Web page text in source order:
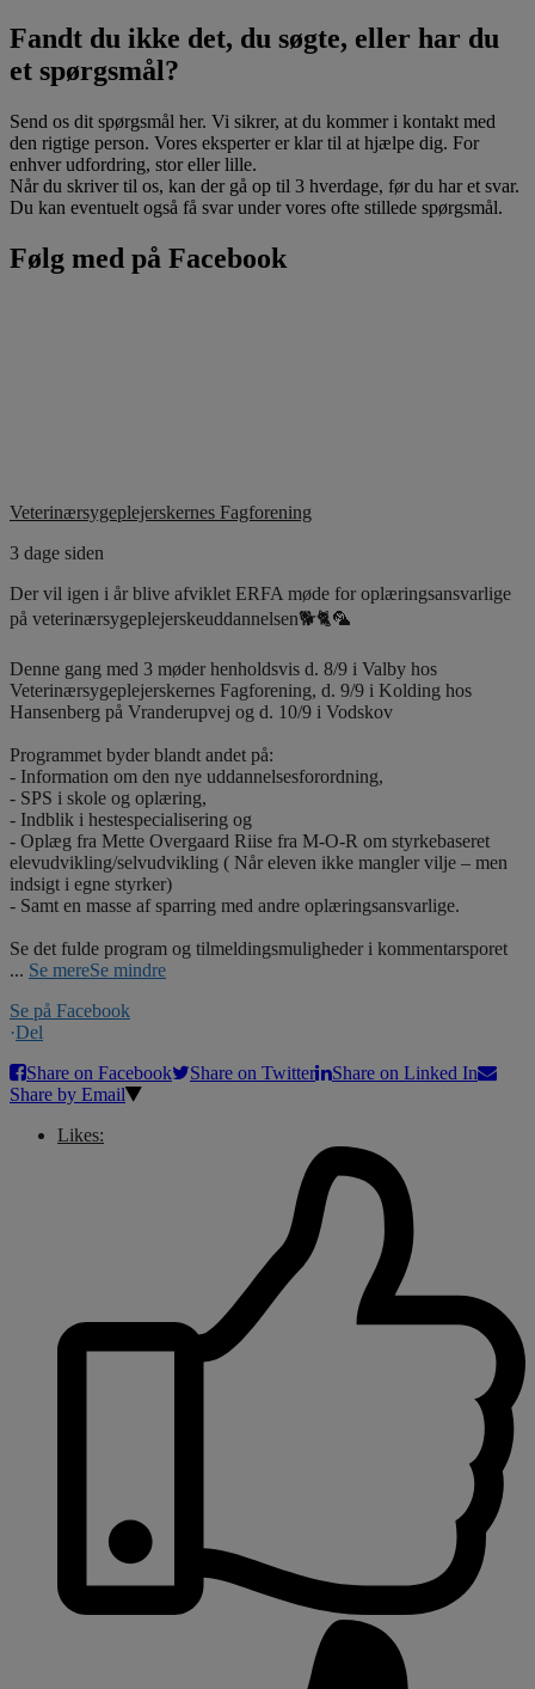
Fandt du ikke det, du søgte, eller har du
et spørgsmål?
Send os dit spørgsmål her. Vi sikrer, at du kommer i kontakt med
den rigtige person. Vores eksperter er klar til at hjælpe dig. For
enhver udfordring, stor eller lille.
Når du skriver til os, kan der gå op til 3 hverdage, før du har et svar.
Du kan eventuelt også få svar under vores ofte stillede spørgsmål.
Følg med på Facebook
Veterinærsygeplejerskernes Fagforening
3 dage siden
Der vil igen i år blive afviklet ERFA møde for oplæringsansvarlige
på veterinærsygeplejerskeuddannelsen🐕🐈🦜
Denne gang med 3 møder henholdsvis d. 8/9 i Valby hos
Veterinærsygeplejerskernes Fagforening, d. 9/9 i Kolding hos
Hansenberg på Vranderupvej og d. 10/9 i Vodskov
Programmet byder blandt andet på:
- Information om den nye uddannelsesforordning,
- SPS i skole og oplæring,
- Indblik i hestespecialisering og
- Oplæg fra Mette Overgaard Riise fra M-O-R om styrkebaseret
elevudvikling/selvudvikling ( Når eleven ikke mangler vilje – men
indsigt i egne styrker)
- Samt en masse af sparring med andre oplæringsansvarlige.
Se det fulde program og tilmeldingsmuligheder i kommentarsporet
... Se mereSe mindre
Se på Facebook
·Del
Share on Facebook
Share on Twitter
Share on Linked In
Share by Email
Likes: